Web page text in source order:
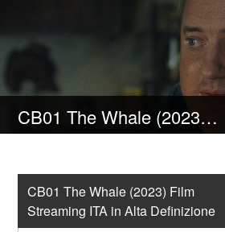
CB01 The Whale (2023) Film Streaming ITA in Alta Definizione
CB01 The Whale (2023) Film
Streaming ITA in Alta Definizione